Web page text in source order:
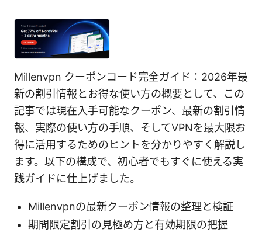
Millenvpn クーポンコード完全ガイド：2026年最
新の割引情報とお得な使い方の概要として、この
記事では現在入手可能なクーポン、最新の割引情
報、実際の使い方の手順、そしてVPNを最大限お
得に活用するためのヒントを分かりやすく解説し
ます。以下の構成で、初心者でもすぐに使える実
践ガイドに仕上げました。
Millenvpnの最新クーポン情報の整理と検証
期間限定割引の見極め方と有効期限の把握